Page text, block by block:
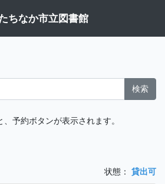
ちなか市立図書館
検索
、予約ボタンが表示されます。
状態： 貸出可